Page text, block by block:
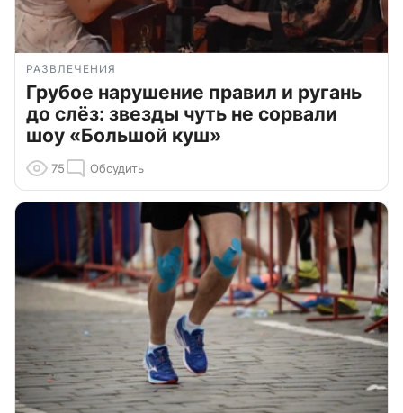
РАЗВЛЕЧЕНИЯ
Грубое нарушение правил и ругань
до слёз: звезды чуть не сорвали
шоу «Большой куш»
75 Обсудить